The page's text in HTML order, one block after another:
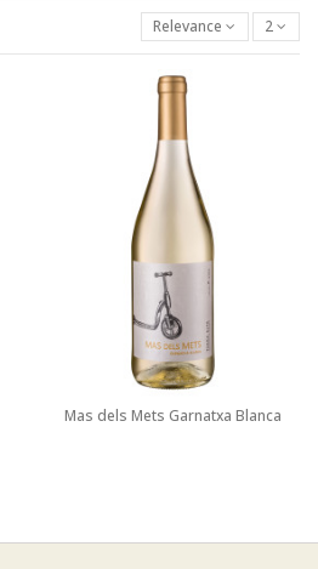
Relevance 2
Mas dels Mets Garnatxa Blanca